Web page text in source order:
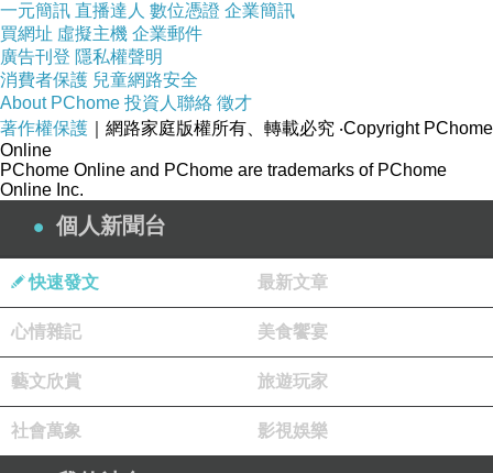
感氛圍，讓
襯衫也能穿
出活潑的感
覺~
反折袖的剪
裁，展現率
態~
Colorful的單
品一件穿在
身上就很搶
眼，當作罩
一元簡訊 直播達人 數位憑證 企業簡訊
買網址 虛擬主機 企業郵件
廣告刊登 隱私權聲明
消費者保護 兒童網路安全
About PChome 投資人聯絡 徵才
著作權保護 ｜網路家庭版權所有、轉載必究 ‧Copyright PChome
Online
PChome Online and PChome are trademarks of PChome
Online Inc.
個人新聞台
快速發文 最新文章
心情雜記 美食饗宴
藝文欣賞 旅遊玩家
社會萬象 影視娛樂